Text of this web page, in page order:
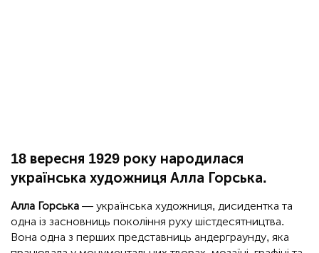
18 вересня 1929 року народилася
українська художниця Алла Горська.
Алла Горська — українська художниця, дисидентка та
одна із засновниць покоління руху шістдесятництва.
Вона одна з перших представниць андерграунду, яка